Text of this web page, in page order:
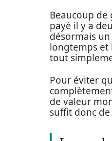
Beaucoup de
payé il y a
désormais
longtemps et
tout
Pour éviter
de valeur
suffit donc